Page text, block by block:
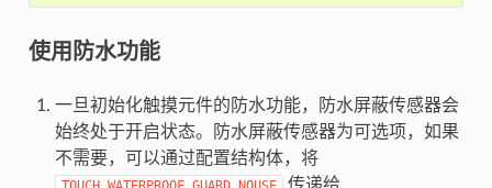
使用防水功能
一旦初始化触摸元件的防水功能，防水屏蔽传感器会
始终处于开启状态。防水屏蔽传感器为可选项，如果
不需要，可以通过配置结构体，将